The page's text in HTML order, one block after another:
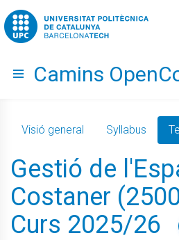
Go to upc.edu
Hide menu
Camins
Visió general Syllabus
Gestió de
Costaner
Curs 2025/26